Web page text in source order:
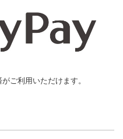
ご利用いただけます。